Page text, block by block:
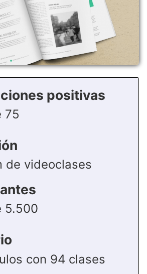
positivas
75
de videoclases
5.500
con 94 clases